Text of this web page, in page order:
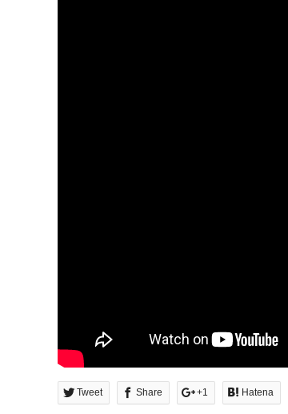
Tweet Share +1 Hatena